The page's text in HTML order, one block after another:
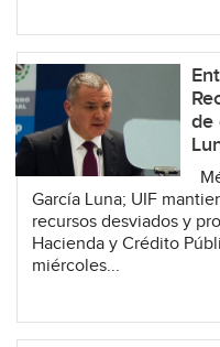
de
García Luna; UIF
recursos desviados y
Hacienda y Crédito
miércoles...